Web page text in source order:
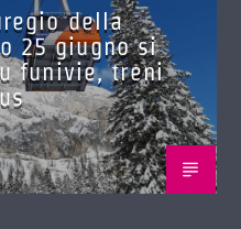
della
25 giugno si
funivie, treni